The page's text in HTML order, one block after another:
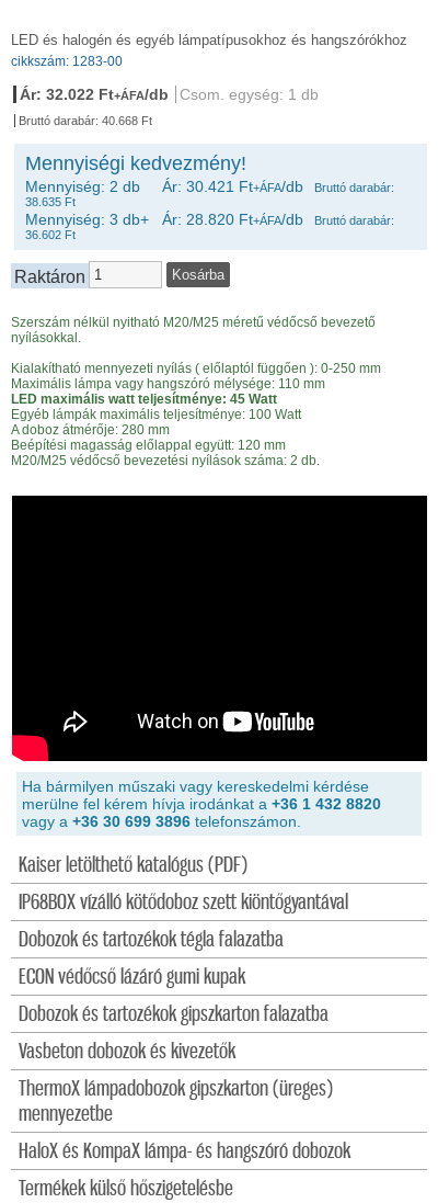
Kaiser letölthető katalógus (PDF)
IP68BOX vízálló kötődoboz szett kiöntőgyantával
Dobozok és tartozékok tégla falazatba
ECON védőcső lázáró gumi kupak
Dobozok és tartozékok gipszkarton falazatba
Vasbeton dobozok és kivezetők
ThermoX lámpadobozok gipszkarton (üreges)
mennyezetbe
HaloX és KompaX lámpa- és hangszóró dobozok
Termékek külső hőszigetelésbe
LED és halogén és egyéb lámpatípusokhoz és hangszórókhoz
cikkszám: 1283-00
Ár: 32.022 Ft+ÁFA/db Csom. egység: 1 db
Bruttó darabár: 40.668 Ft
Mennyiségi kedvezmény!
Mennyiség: 2 db Ár: 30.421 Ft+ÁFA/db
Bruttó darabár:
38.635 Ft
Mennyiség: 3 db+ Ár: 28.820 Ft+ÁFA/db
Bruttó darabár:
36.602 Ft
Raktáron
Szerszám nélkül nyitható M20/M25 méretű védőcső bevezető
nyílásokkal.
Kialakítható mennyezeti nyílás ( előlaptól függően ): 0-250 mm
Maximális lámpa vagy hangszóró mélysége: 110 mm
LED maximális watt teljesítménye: 45 Watt
Egyéb lámpák maximális teljesítménye: 100 Watt
A doboz átmérője: 280 mm
Beépítési magasság előlappal együtt: 120 mm
M20/M25 védőcső bevezetési nyílások száma: 2 db.
Ha bármilyen műszaki vagy kereskedelmi kérdése
merülne fel kérem hívja irodánkat a +36 1 432 8820
vagy a +36 30 699 3896 telefonszámon.